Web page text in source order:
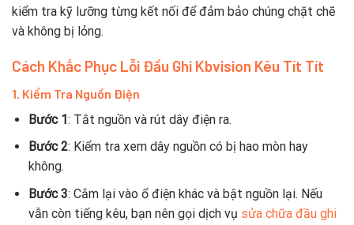
kiểm tra kỹ lưỡng từng kết nối để đảm bảo chúng chặt chẽ
và không bị lỏng.
Cách Khắc Phục Lỗi Đầu Ghi Kbvision Kêu Tít Tít
1. Kiểm Tra Nguồn Điện
Bước 1: Tắt nguồn và rút dây điện ra.
Bước 2: Kiểm tra xem dây nguồn có bị hao mòn hay
không.
Bước 3: Cắm lại vào ổ điện khác và bật nguồn lại. Nếu
vẫn còn tiếng kêu, bạn nên gọi dịch vụ sửa chữa đầu ghi